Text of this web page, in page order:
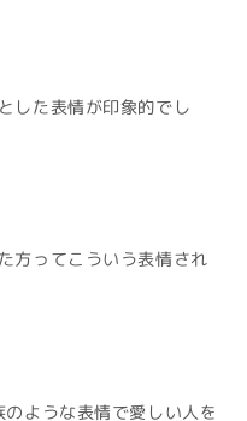
した表情が印象的でし
方ってこういう表情され
のような表情で愛しい人を